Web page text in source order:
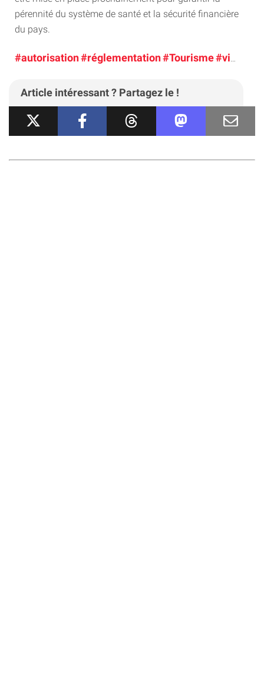
pérennité du système de santé et la sécurité financière
du pays.
#autorisation#réglementation#Tourisme#visa
Article intéressant ? Partagez le !